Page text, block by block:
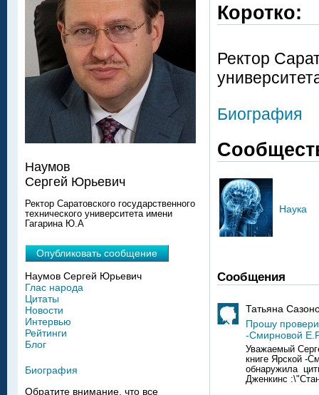
Коротко:
Ректор
Биография
Наука
Сообщения
Татьяна
Прошу
-Смирновой
Уважаемый
книге Ярской -
обнаружила
Дженкинс
Наумов
Сергей Юрьевич
Ректор Саратовского государственного
технического университета имени
Гагарина Ю.А
Опубликовать сообщение
Наумов Сергей Юрьевич
Глас народа
Цитаты
Новости
Интервью
Рейтинги
Блог
Биография
Обратите внимание, что все